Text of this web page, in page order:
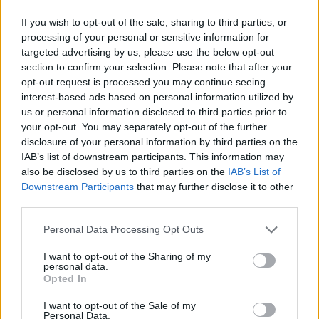
If you wish to opt-out of the sale, sharing to third parties, or
processing of your personal or sensitive information for
targeted advertising by us, please use the below opt-out
section to confirm your selection. Please note that after your
opt-out request is processed you may continue seeing
interest-based ads based on personal information utilized by
us or personal information disclosed to third parties prior to
your opt-out. You may separately opt-out of the further
disclosure of your personal information by third parties on the
IAB’s list of downstream participants. This information may
also be disclosed by us to third parties on the IAB’s List of
Downstream Participants that may further disclose it to other
Personal Data Processing Opt Outs
I want to opt-out of the Sharing of my
personal data.
Opted In
I want to opt-out of the Sale of my
Personal Data.
07/08/26|16:53
Ατρόμητος και Novibet
ανανεώνουν τη συνεργασία τους
μέχρι το 2028
07/08/26|15:48
Βραβευμένα κρασιά με την
υπογραφή της Lidl Ελλάς
CSG: Διψήφια αύξηση εσόδων
του 2026